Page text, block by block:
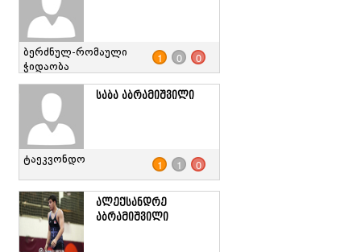
ბერძნულ-რომაული
ჭიდაობა
1 0 0
საბა აბრამიშვილი
ტაეკვონდო 1 1 0
ალექსანდრე
აბრამიშვილი